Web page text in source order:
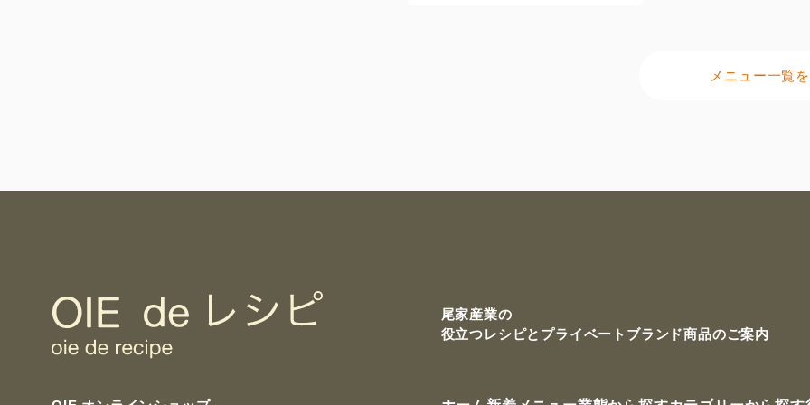
メニュー一覧
尾家産業の
役立つレシピと プライベートブランド商品のご案内